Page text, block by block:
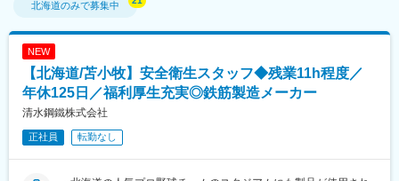
北海道のみで募集中
NEW
【北海道/苫小牧】安全衛生スタッフ◆残業11h程度／
年休125日／福利厚生充実◎鉄筋製造メーカー
清水鋼鐵株式会社
正社員 転勤なし